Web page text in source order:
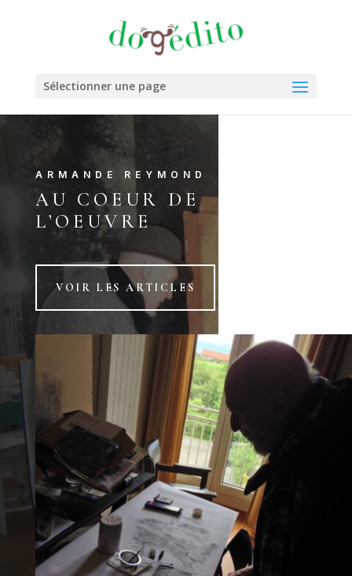
Sélectionner une page
ARMANDE REYMOND
AU COEUR DE
L’OEUVRE
VOIR LES ARTICLES